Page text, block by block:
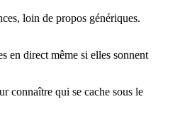
loin de propos génériques.
en direct même si elles sonnent
connaître qui se cache sous le